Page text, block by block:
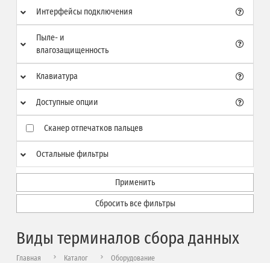
Интерфейсы подключения
Пыле- и
влагозащищенность
Клавиатура
Доступные опции
Сканер отпечатков пальцев
Остальные фильтры
Применить
Сбросить все фильтры
Виды терминалов сбора данных
Главная Каталог
Оборудование